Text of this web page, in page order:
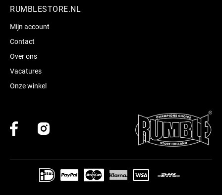
RUMBLESTORE.NL
Mijn account
Contact
Over ons
Vacatures
Onze winkel